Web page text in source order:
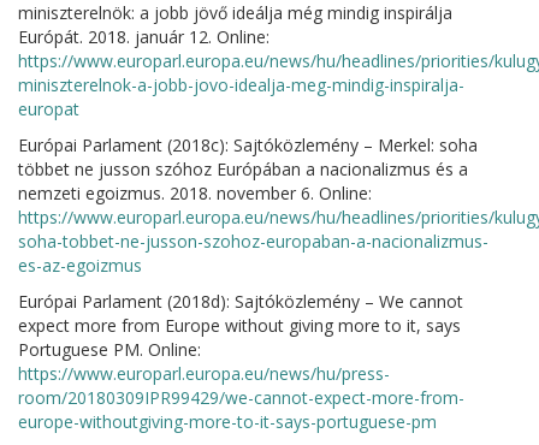
miniszterelnök: a jobb jövő ideálja még mindig inspirálja
Európát. 2018. január 12. Online:
https://www.europarl.europa.eu/news/hu/headlines/priorities/
miniszterelnok-a-jobb-jovo-idealja-meg-mindig-inspiralja-
europat
Európai Parlament (2018c): Sajtóközlemény – Merkel: soha
többet ne jusson szóhoz Európában a nacionalizmus és a
nemzeti egoizmus. 2018. november 6. Online:
https://www.europarl.europa.eu/news/hu/headlines/priorities/
soha-tobbet-ne-jusson-szohoz-europaban-a-nacionalizmus-
es-az-egoizmus
Európai Parlament (2018d): Sajtóközlemény – We cannot
expect more from Europe without giving more to it, says
Portuguese PM. Online:
https://www.europarl.europa.eu/news/hu/press-
room/20180309IPR99429/we-cannot-expect-more-from-
europe-withoutgiving-more-to-it-says-portuguese-pm